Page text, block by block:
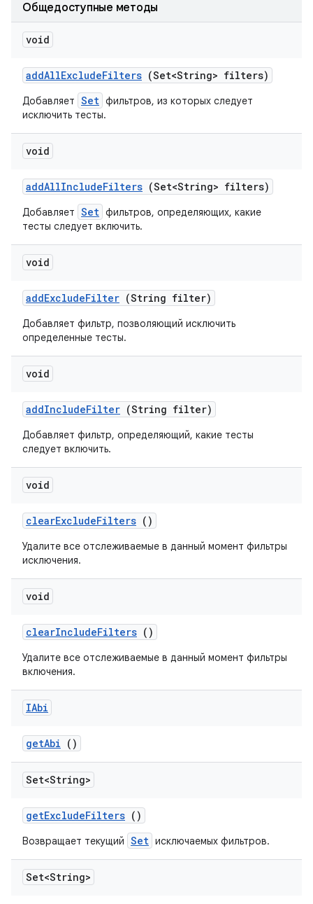
Общедоступные методы
void
addAllExcludeFilters (Set<String> filters)
Добавляет Set фильтров, из которых следует
исключить тесты.
void
addAllIncludeFilters (Set<String> filters)
Добавляет Set фильтров, определяющих, какие
тесты следует включить.
void
addExcludeFilter (String filter)
Добавляет фильтр, позволяющий исключить
определенные тесты.
void
addIncludeFilter (String filter)
Добавляет фильтр, определяющий, какие тесты
следует включить.
void
clearExcludeFilters ()
Удалите все отслеживаемые в данный момент фильтры
исключения.
void
clearIncludeFilters ()
Удалите все отслеживаемые в данный момент фильтры
включения.
IAbi
getAbi ()
Set<String>
getExcludeFilters ()
Возвращает текущий Set исключаемых фильтров.
Set<String>